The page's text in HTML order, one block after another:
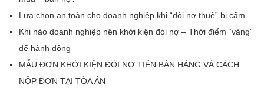
Lựa chọn an toàn cho doanh nghiệp khi “đòi nợ thuê” bị cấm
Khi nào doanh nghiệp nên khởi kiện đòi nợ – Thời điểm “vàng”
để hành động
MẪU ĐƠN KHỞI KIỆN ĐÒI NỢ TIỀN BÁN HÀNG VÀ CÁCH
NỘP ĐƠN TẠI TÒA ÁN